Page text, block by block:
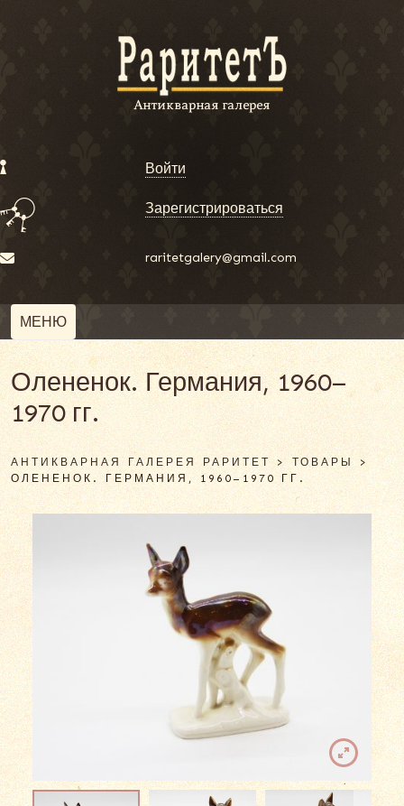
Войти
Зарегистрироваться
raritetgalery@gmail.com
МЕНЮ
Олененок. Германия, 1960–
1970 гг.
АНТИКВАРНАЯ ГАЛЕРЕЯ РАРИТЕТ > ТОВАРЫ >
ОЛЕНЕНОК. ГЕРМАНИЯ, 1960–1970 ГГ.